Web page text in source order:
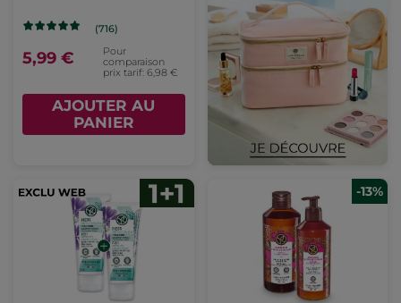
(716)
5,99 €
Pour
comparaison
prix tarif: 6,98 €
AJOUTER AU
PANIER
-13%